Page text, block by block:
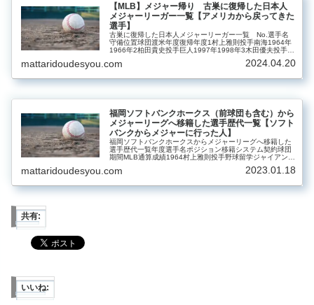
【MLB】メジャー帰り 古巣に復帰した日本人
メジャーリーガー一覧【アメリカから戻ってきた
選手】
古巣に復帰した日本人メジャーリーガー一覧 No.選手名
守備位置球団渡米年度復帰年度1村上雅則投手南海1964年
1966年2柏田貴史投手巨人1997年1998年3木田優夫投手オ
2004...
mattaridoudesyou.com 2024.04.20
福岡ソフトバンクホークス（前球団も含む）から
メジャーリーグへ移籍した選手歴代一覧【ソフト
バンクからメジャーに行った人】
福岡ソフトバンクホークスからメジャーリーグへ移籍した
選手歴代一覧年度選手名ポジション移籍システム契約球団
期間MLB通算成績1964村上雅則投手野球留学ジャイアンツ
内...
mattaridoudesyou.com 2023.01.18
共有:
いいね: